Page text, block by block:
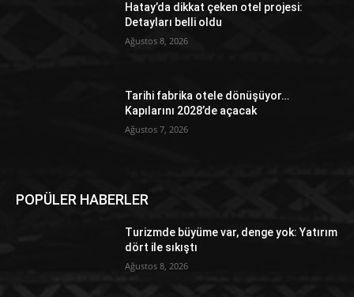
Hatay’da dikkat çeken otel projesi:
Detayları belli oldu
Ağustos 8, 2026
Tarihi fabrika otele dönüşüyor…
Kapılarını 2028’de açacak
Ağustos 7, 2026
POPÜLER HABERLER
Turizmde büyüme var, denge yok: Yatırım
dört ile sıkıştı
Ağustos 8, 2026